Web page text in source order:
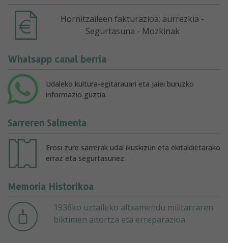
Hornitzaileen fakturazioa: aurrezkia -
Segurtasuna - Mozkinak
Whatsapp canal berria
Udaleko kultura-egitarauari eta jaiei buruzko
informazio guztia.
Sarreren Salmenta
Erosi zure sarrerak udal ikuskizun eta ekitaldietarako
erraz eta segurtasunez.
Memoria Historikoa
1936ko uztaileko altxamendu militarraren
biktimen aitortza eta erreparazioa